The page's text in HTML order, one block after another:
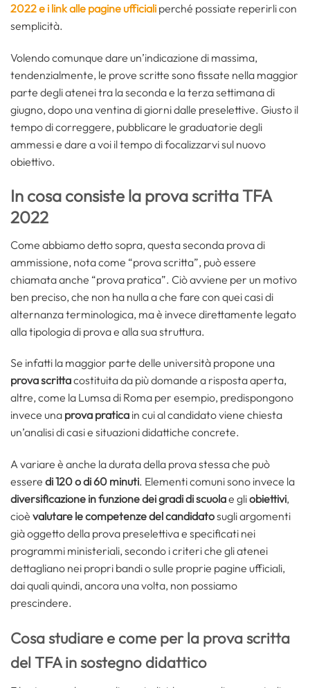
2022 e i link alle pagine ufficiali perché possiate reperirli con
semplicità.
Volendo comunque dare un’indicazione di massima,
tendenzialmente, le prove scritte sono fissate nella maggior
parte degli atenei tra la seconda e la terza settimana di
giugno, dopo una ventina di giorni dalle preselettive. Giusto il
tempo di correggere, pubblicare le graduatorie degli
ammessi e dare a voi il tempo di focalizzarvi sul nuovo
obiettivo.
In cosa consiste la prova scritta TFA
2022
Come abbiamo detto sopra, questa seconda prova di
ammissione, nota come “prova scritta”, può essere
chiamata anche “prova pratica”. Ciò avviene per un motivo
ben preciso, che non ha nulla a che fare con quei casi di
alternanza terminologica, ma è invece direttamente legato
alla tipologia di prova e alla sua struttura.
Se infatti la maggior parte delle università propone una
prova scrittacostituita da più domande a risposta aperta,
altre, come la Lumsa di Roma per esempio, predispongono
invece una prova pratica in cui al candidato viene chiesta
un’analisi di casi e situazioni didattiche concrete.
A variare è anche la durata della prova stessa che può
essere di 120 o di 60 minuti. Elementi comuni sono invece la
diversificazione in funzione dei gradi di scuolae gliobiettivi,
cioè valutare le competenze del candidatosugli argomenti
già oggetto della prova preselettiva e specificati nei
programmi ministeriali, secondo i criteri che gli atenei
dettagliano nei propri bandi o sulle proprie pagine ufficiali,
dai quali quindi, ancora una volta, non possiamo
prescindere.
Cosa studiare e come per la prova scritta
del TFA in sostegno didattico